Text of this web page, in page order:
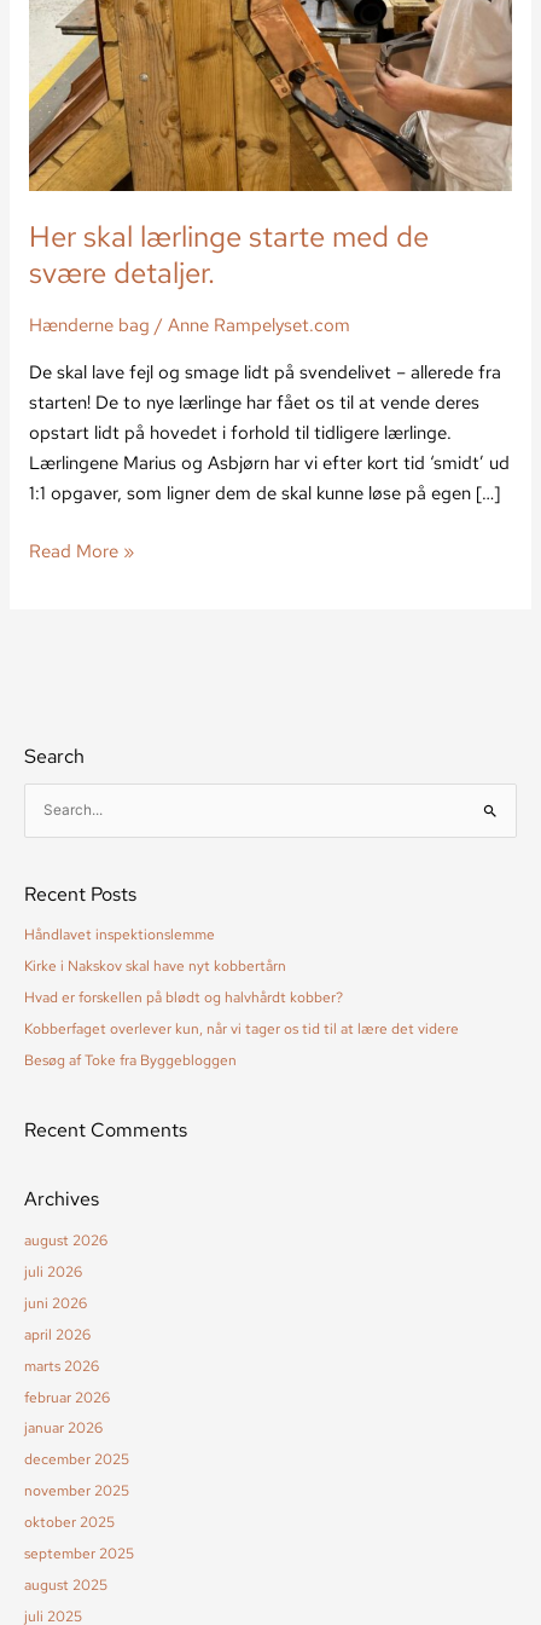
Her skal lærlinge starte med de
svære detaljer.
Hænderne bag / Anne Rampelyset.com
De skal lave fejl og smage lidt på svendelivet – allerede fra
starten! De to nye lærlinge har fået os til at vende deres
opstart lidt på hovedet i forhold til tidligere lærlinge.
Lærlingene Marius og Asbjørn har vi efter kort tid ‘smidt’ ud
1:1 opgaver, som ligner dem de skal kunne løse på egen […]
Read More »
Search
ø
e
f
r
:
Recent Posts
Håndlavet inspektionslemme
Kirke i Nakskov skal have nyt kobbertårn
Hvad er forskellen på blødt og halvhårdt kobber?
Kobberfaget overlever kun, når vi tager os tid til at lære det videre
Besøg af Toke fra Byggebloggen
Recent Comments
Archives
august 2026
juli 2026
juni 2026
april 2026
marts 2026
februar 2026
januar 2026
december 2025
november 2025
oktober 2025
september 2025
august 2025
juli 2025